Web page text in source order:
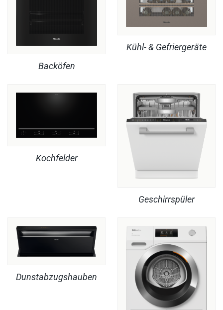
Backöfen
Kühl- & Gefriergeräte
Kochfelder
Geschirrspüler
Dunstabzugshauben